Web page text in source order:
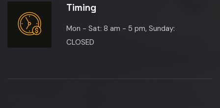
Timing
Mon - Sat: 8 am - 5 pm, Sunday:
CLOSED